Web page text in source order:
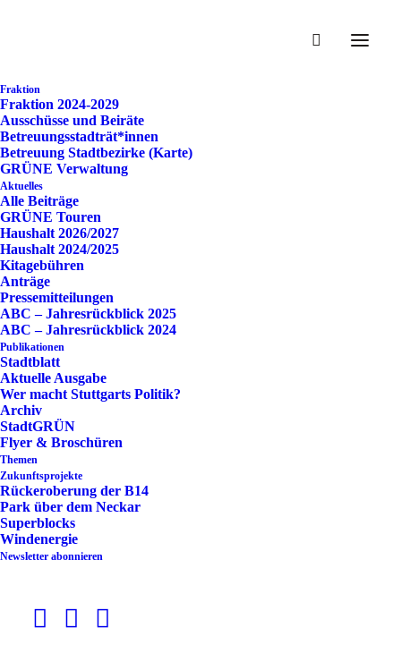
Fraktion
Fraktion 2024-2029
Ausschüsse und Beiräte
Betreuungsstadträt*innen
Betreuung Stadtbezirke (Karte)
GRÜNE Verwaltung
Aktuelles
Alle Beiträge
GRÜNE Touren
Haushalt 2026/2027
Haushalt 2024/2025
Kitagebühren
Anträge
Pressemitteilungen
ABC – Jahresrückblick 2025
ABC – Jahresrückblick 2024
Publikationen
Stadtblatt
Aktuelle Ausgabe
Wer macht Stuttgarts Politik?
Archiv
StadtGRÜN
Flyer & Broschüren
Themen
Zukunftsprojekte
Rückeroberung der B14
Park über dem Neckar
Superblocks
Windenergie
Newsletter abonnieren
Interfraktionell: Anträge zur
Verpackungssteuer – endlich
– beantworten
Download
Dateityp:pdf
Kategorien:Klimaschutz